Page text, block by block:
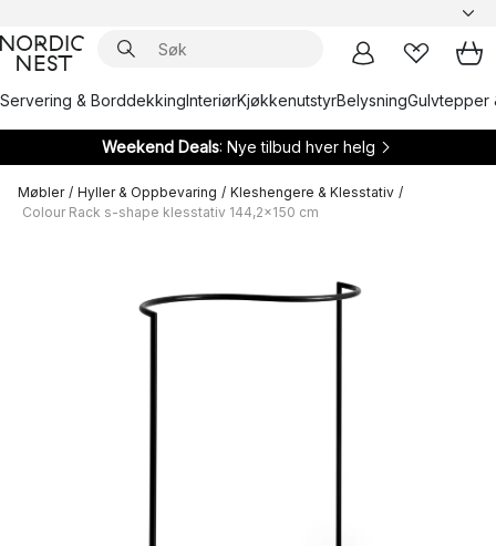
Servering & BorddekkingInteriørKjøkkenutstyrBelysningGulvtepper
Weekend Deals: Nye tilbud hver helg
Møbler / Hyller & Oppbevaring / Kleshengere & Klesstativ /
Colour Rack s-shape klesstativ 144,2x150 cm